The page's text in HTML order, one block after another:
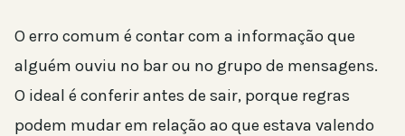
O erro comum é contar com a informação que
alguém ouviu no bar ou no grupo de mensagens.
O ideal é conferir antes de sair, porque regras
podem mudar em relação ao que estava valendo